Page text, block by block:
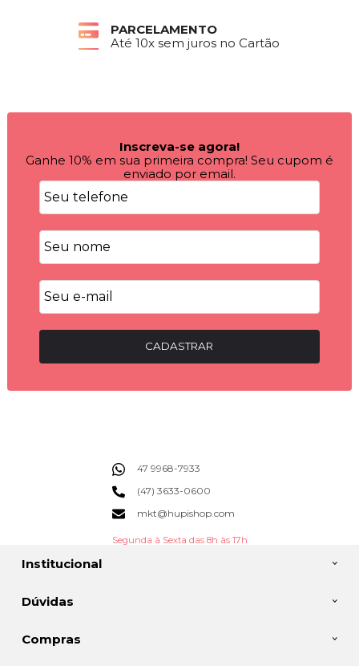
PARCELAMENTO
Até 10x sem juros no Cartão
Inscreva-se agora!
Ganhe 10% em sua primeira compra! Seu cupom é
enviado por email.
CADASTRAR
Institucional
Dúvidas
Compras
47 9968-7933
(47) 3633-0600
mkt@hupishop.com
Segunda à Sexta das 8h às 17h